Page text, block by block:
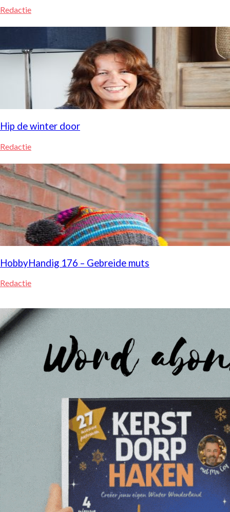
Redactie
Hip de winter door
Redactie
HobbyHandig 176 – Gebreide muts
Redactie